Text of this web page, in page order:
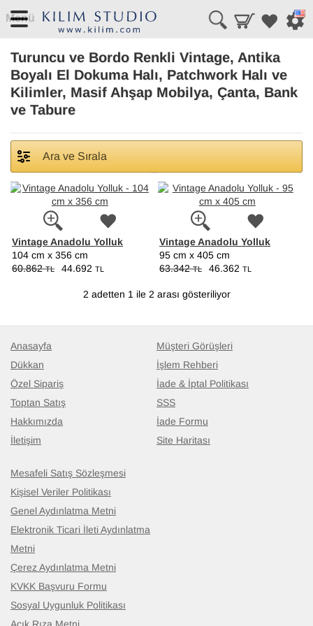
Menü
Turuncu ve Bordo Renkli Vintage, Antika
Boyalı El Dokuma Halı, Patchwork Halı ve
Kilimler, Masif Ahşap Mobilya, Çanta, Bank
ve Tabure
Ara ve Sırala
Vintage Anadolu Yolluk
104 cm x 356 cm
60.862TL 44.692 TL
Vintage Anadolu Yolluk
95 cm x 405 cm
63.342TL 46.362 TL
2 adetten 1 ile 2 arası gösteriliyor
Anasayfa
Dükkan
Özel Sipariş
Toptan Satış
Hakkımızda
İletişim
Müşteri Görüşleri
İşlem Rehberi
İade & İptal Politikası
SSS
İade Formu
Site Haritası
Mesafeli Satış Sözleşmesi
Kişisel Veriler Politikası
Genel Aydınlatma Metni
Elektronik Ticari İleti Aydınlatma
Metni
Çerez Aydınlatma Metni
KVKK Başvuru Formu
Sosyal Uygunluk Politikası